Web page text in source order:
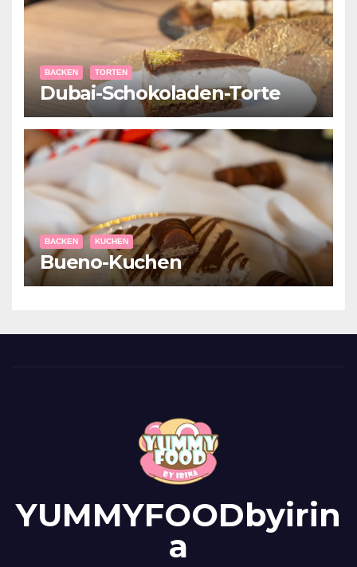
BACKEN TORTEN
Dubai-Schokoladen-Torte
BACKEN KUCHEN
Bueno-Kuchen
YUMMYFOODbyirin
a